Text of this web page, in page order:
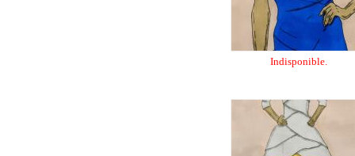
Indisponible.